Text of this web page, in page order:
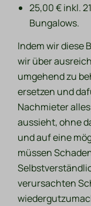
25,00 € inkl.
Bungalows.
Indem wir diese
wir über
umgehend zu
ersetzen und
Nachmieter
aussieht, ohne
und auf eine
müssen
verursachten